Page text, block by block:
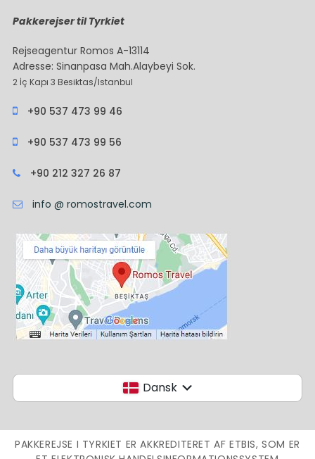
Pakkerejser til Tyrkiet
Rejseagentur Romos A-13114
Adresse: Sinanpasa Mah.Alaybeyi Sok.
2 İç Kapı 3 Besiktas/Istanbul
+90 537 473 99 46
+90 537 473 99 56
+90 212 327 26 87
info @ romostravel.com
Dansk
PAKKEREJSE I TYRKIET ER AKKREDITERET AF ETBIS, SOM ER